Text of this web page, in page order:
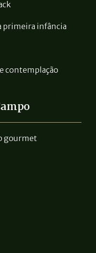
primeira infância
contemplação
gourmet